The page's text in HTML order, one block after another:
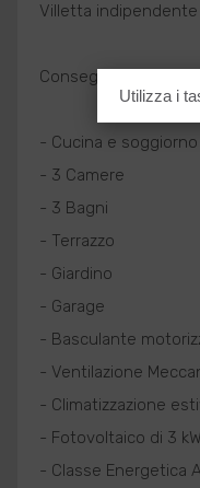
Villetta
Consegna prevista in
- Cucina e soggiorno
- 3 Camere
- 3 Bagni
- Terrazzo
- Giardino
- Garage
- Basculante
- Ventilazione
- Climatizzazione
- Fotovoltaico di 3
- Classe Energetica
Utilizza i